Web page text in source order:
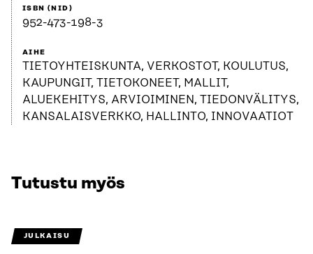
ISBN (NID)
952-473-198-3
AIHE
TIETOYHTEISKUNTA, VERKOSTOT, KOULUTUS,
KAUPUNGIT, TIETOKONEET, MALLIT,
ALUEKEHITYS, ARVIOIMINEN, TIEDONVÄLITYS,
KANSALAISVERKKO, HALLINTO, INNOVAATIOT
Tutustu myös
JULKAISU